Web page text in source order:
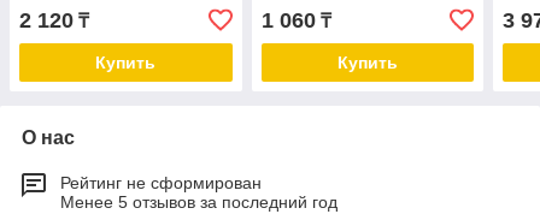
2 120 ₸
Купить
1 060₸
Купить
3
О нас
Рейтинг не сформирован
Менее 5 отзывов за последний год